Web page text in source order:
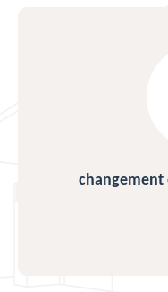
changement